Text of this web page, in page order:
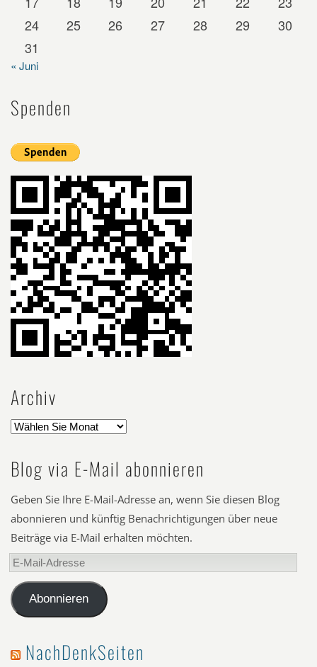
24
25 26 27 28 29
30
31
« Juni
Spenden
Archiv
Blog via E-Mail abonnieren
Geben Sie Ihre E-Mail-Adresse an, wenn Sie diesen Blog
abonnieren und künftig Benachrichtigungen über neue
Beiträge via E-Mail erhalten möchten.
E-
Mail-
AdresseAbonnieren
NachDenkSeiten